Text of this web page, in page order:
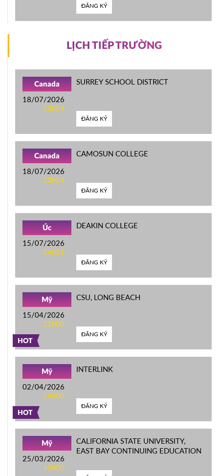
ĐĂNG KÝ
LỊCH TIẾP TRƯỜNG
Canada
18/07/2026
13h59
SURREY SCHOOL DISTRICT
ĐĂNG KÝ
Canada
18/07/2026
13h59
CAMOSUN COLLEGE
ĐĂNG KÝ
Úc
15/07/2026
14h21
DEAKIN COLLEGE
ĐĂNG KÝ
HOT
Mỹ
15/04/2026
11h00
CSU, LONG BEACH
ĐĂNG KÝ
HOT
Mỹ
02/04/2026
14h00
INTERLINK
ĐĂNG KÝ
Mỹ
25/03/2026
10h00
CALIFORNIA STATE UNIVERSITY,
EAST BAY CONTINUING EDUCATION